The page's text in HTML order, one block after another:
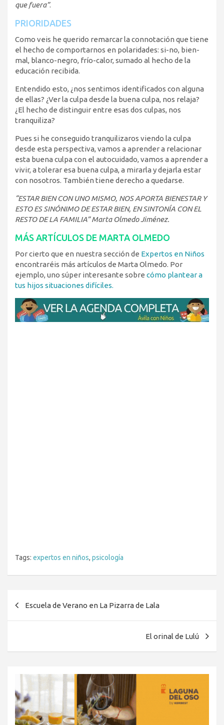
que fuera”.
PRIORIDADES
Como veis he querido remarcar la connotación que tiene
el hecho de comportarnos en polaridades: si-no, bien-
mal, blanco-negro, frío-calor, sumado al hecho de la
educación recibida.
Entendido esto, ¿nos sentimos identificados con alguna
de ellas? ¿Ver la culpa desde la buena culpa, nos relaja?
¿El hecho de distinguir entre esas dos culpas, nos
tranquiliza?
Pues si he conseguido tranquilizaros viendo la culpa
desde esta perspectiva, vamos a aprender a relacionar
esta buena culpa con el autocuidado, vamos a aprender a
vivir, a tolerar esa buena culpa, a mirarla y dejarla estar
con nosotros. También tiene derecho a quedarse.
“ESTAR BIEN CON UNO MISMO, NOS APORTA BIENESTAR Y
ESTO ES SINÓNIMO DE ESTAR BIEN, EN SINTONÍA CON EL
RESTO DE LA FAMILIA” Marta Olmedo Jiménez.
MÁS ARTÍCULOS DE MARTA OLMEDO
Por cierto que en nuestra sección de Expertos en Niños
encontraréis más artículos de Marta Olmedo. Por
ejemplo, uno súper interesante sobre cómo plantear a
tus hijos situaciones difíciles.
Tags: expertos en niños, psicología
Escuela de Verano en La Pizarra de Lala
El orinal de Lulú